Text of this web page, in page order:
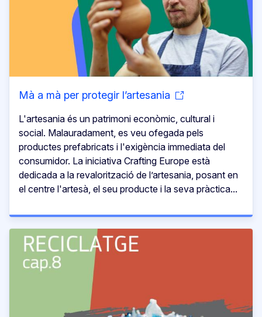
Mà a mà per protegir l’artesania
L'artesania és un patrimoni econòmic, cultural i
social. Malauradament, es veu ofegada pels
productes prefabricats i l'exigència immediata del
consumidor. La iniciativa Crafting Europe està
dedicada a la revalorització de l’artesania, posant en
el centre l'artesà, el seu producte i la seva pràctica...